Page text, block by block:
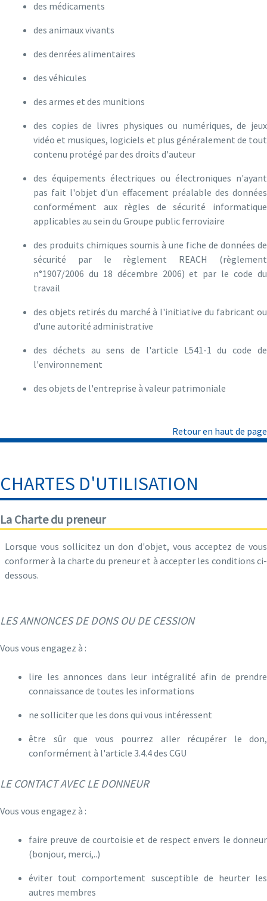
des médicaments
des animaux vivants
des denrées alimentaires
des véhicules
des armes et des munitions
des copies de livres physiques ou numériques, de jeux
vidéo et musiques, logiciels et plus généralement de tout
contenu protégé par des droits d'auteur
des équipements électriques ou électroniques n'ayant
pas fait l'objet d'un effacement préalable des données
conformément aux règles de sécurité informatique
applicables au sein du Groupe public ferroviaire
des produits chimiques soumis à une fiche de données de
sécurité par le règlement REACH (règlement
n°1907/2006 du 18 décembre 2006) et par le code du
travail
des objets retirés du marché à l'initiative du fabricant ou
d'une autorité administrative
des déchets au sens de l'article L541-1 du code de
l'environnement
des objets de l'entreprise à valeur patrimoniale
Retour en haut de page
CHARTES D'UTILISATION
La Charte du preneur
Lorsque vous sollicitez un don d'objet, vous acceptez de vous
conformer à la charte du preneur et à accepter les conditions ci-
dessous.
LES ANNONCES DE DONS OU DE CESSION
Vous vous engagez à :
lire les annonces dans leur intégralité afin de prendre
connaissance de toutes les informations
ne solliciter que les dons qui vous intéressent
être sûr que vous pourrez aller récupérer le don,
conformément à l'article 3.4.4 des CGU
LE CONTACT AVEC LE DONNEUR
Vous vous engagez à :
faire preuve de courtoisie et de respect envers le donneur
(bonjour, merci,..)
éviter tout comportement susceptible de heurter les
autres membres